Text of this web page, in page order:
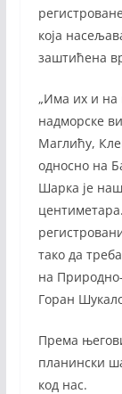
која
заштићена
„Има их и
надморске
Маглићу,
односно на
Шарка је
тако да
на
Горан
Према
планински
код нас.